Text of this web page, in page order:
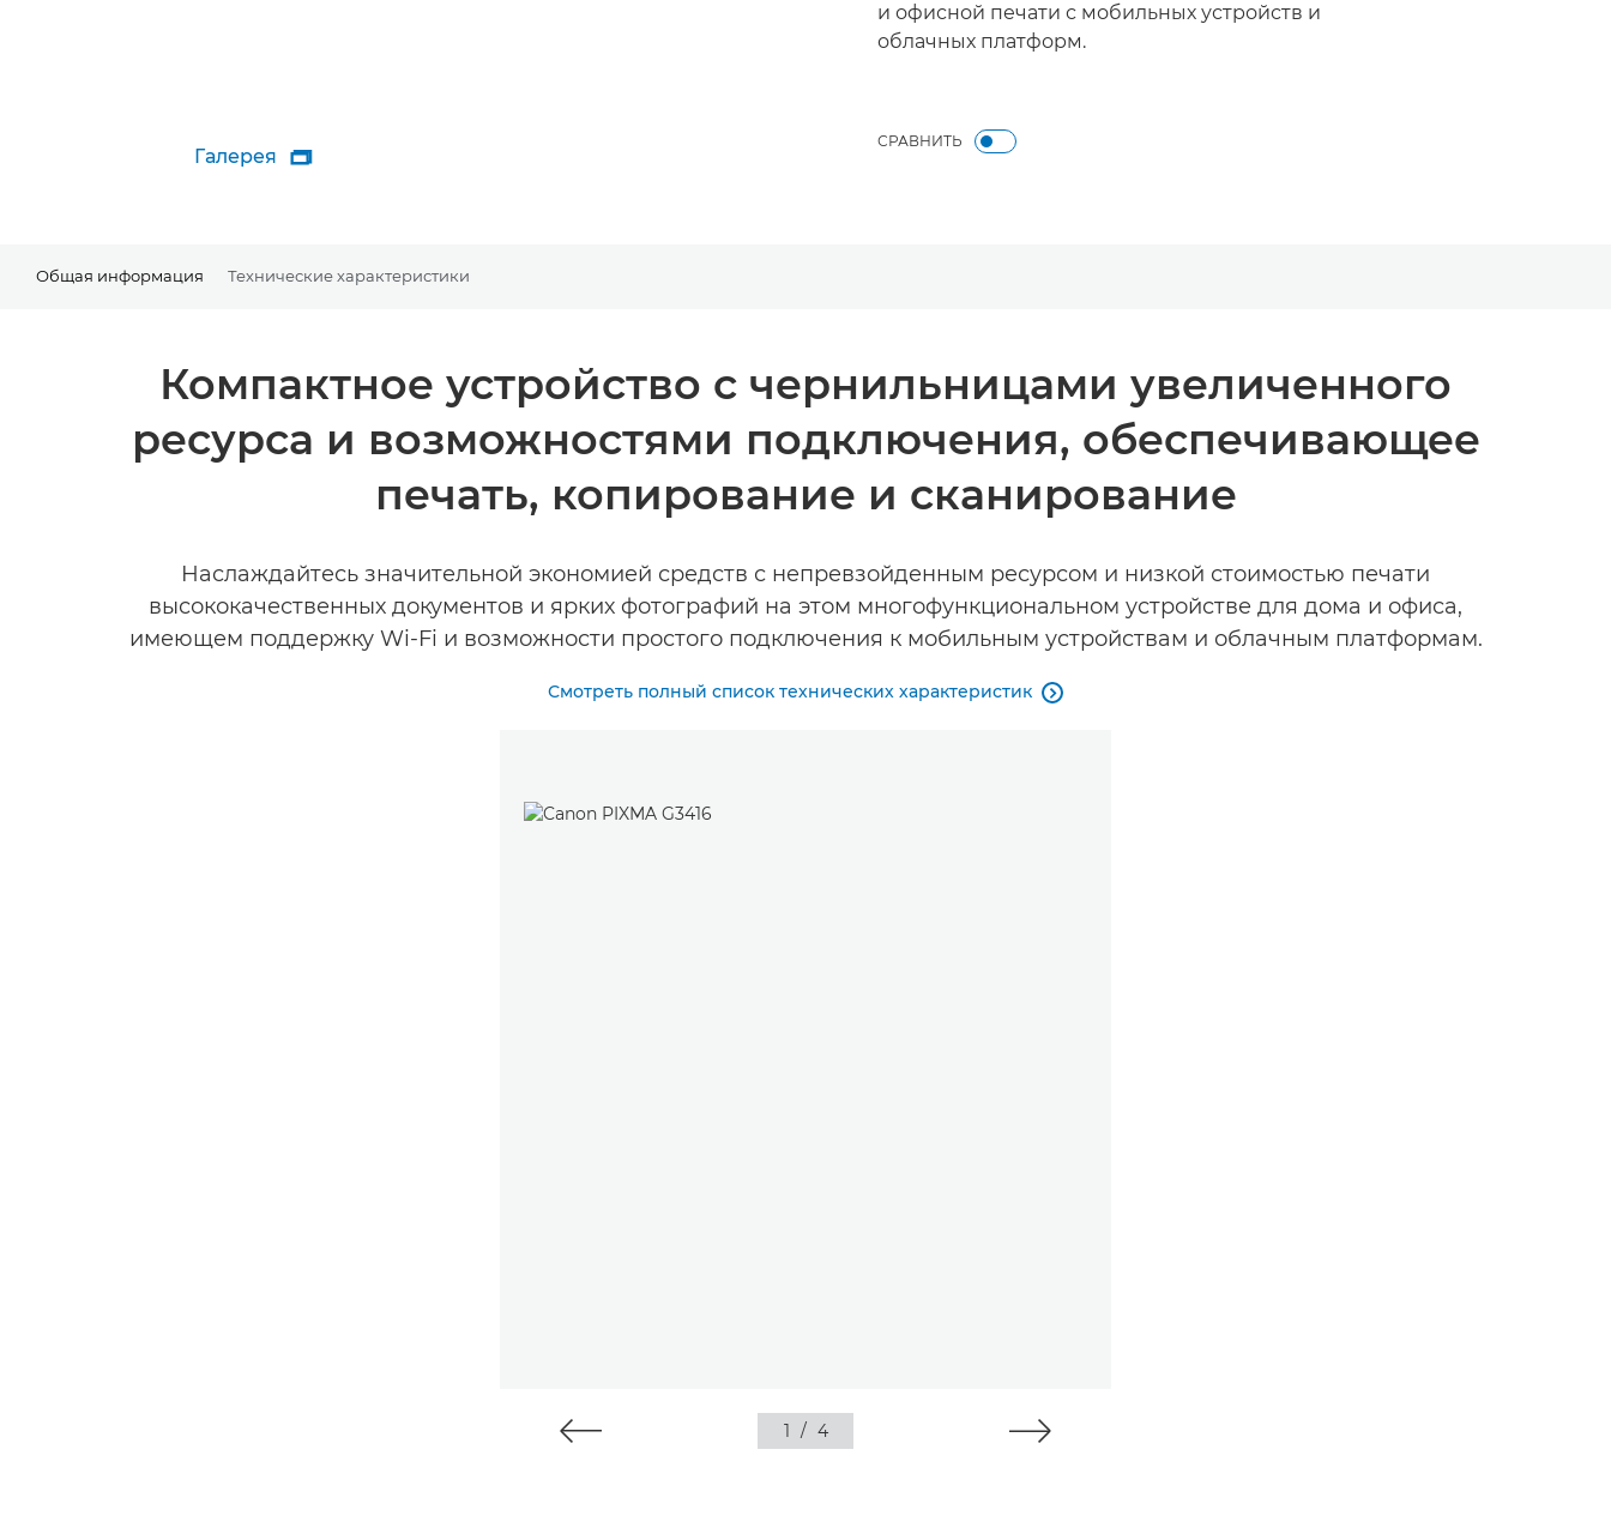
Галерея 
и офисной печати с мобильных устройств и
облачных платформ.
СРАВНИТЬ
Общая информация Технические характеристики
Компактное устройство с чернильницами увеличенного
ресурса и возможностями подключения, обеспечивающее
печать, копирование и сканирование
Наслаждайтесь значительной экономией средств с непревзойденным ресурсом и низкой стоимостью печати
высококачественных документов и ярких фотографий на этом многофункциональном устройстве для дома и офиса,
имеющем поддержку Wi-Fi и возможности простого подключения к мобильным устройствам и облачным платформам.
Смотреть полный список технических характеристик 
1 / 4